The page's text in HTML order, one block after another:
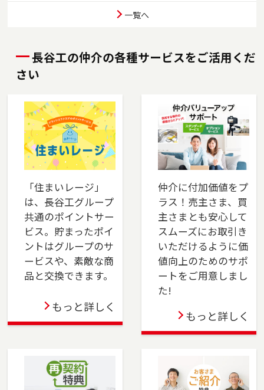
川口店を移転しました。埼玉県川口市、戸田
市、蕨市、さいたま市南区でお住まいのご売
い。フリーダイアル（0120-85-8951）よりお気
軽にどうぞ！
東陽町店を移転しました。江東区、墨田区（一
部）でお住まいのご売却、ご購入をご検討の方
は、是非ご相談ください。フリーダイアル
（0120-14-8750）よりお気軽にどうぞ！
2025-06-01
本社営業センター新宿チームが正式に店舗として
オープンしました。新宿区でお住まいのご売
却、 ご購入をご検討の方は、是非ご相談くださ
い。 フリーダイアル（0120-106-875）よりお気
軽にどうぞ！
2025-04-24
多摩センター店を移転しました。多摩市・八王
子市・町田市・稲城市・相模原市でお住まいの
ださい。フリーダイアル（0120-552-875）より
お気軽にどうぞ！
一覧へ
長谷工の仲介の各種サービスをご活用くだ
さい
「住まいレージ」
は、長谷工グループ
共通のポイントサー
ビス。貯まったポイ
ントはグループのサ
ービスや、素敵な商
品と交換できます。
もっと詳しく
仲介に付加価値をプ
ラス！売主さま、買
主さまとも安心して
スムーズにお取引き
いただけるように価
値向上のためのサポ
ートをご用意しまし
た!
もっと詳しく